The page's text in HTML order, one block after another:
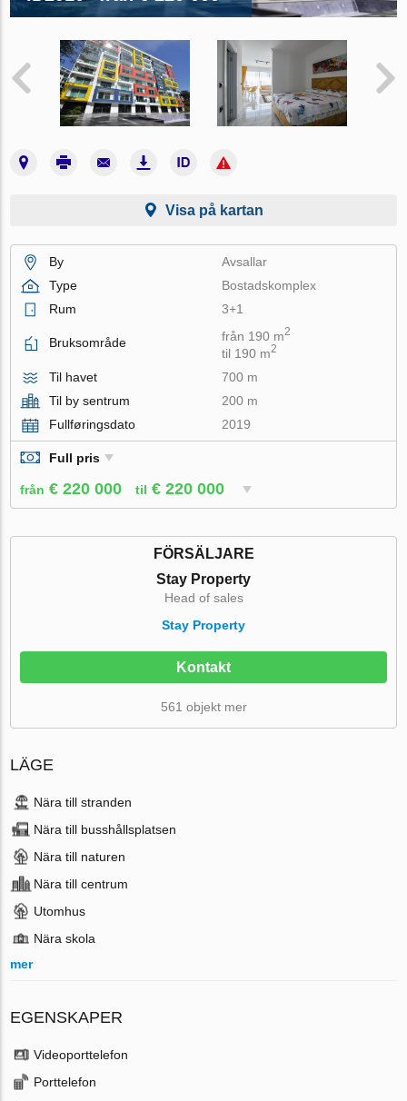
Visa på kartan
By
Avsallar
Type
Bostadskomplex
Rum
3+1
Bruksområde från 190 m2
til 190 m2
Til havet
700 m
Til by sentrum
200 m
Fullføringsdato
2019
Full pris
från € 220 000 til € 220 000
FÖRSÄLJARE
Stay Property
Head of sales
Stay Property
Kontakt
561 objekt mer
LÄGE
Nära till stranden
Nära till busshållsplatsen
Nära till naturen
Nära till centrum
Utomhus
Nära skola
mer
EGENSKAPER
Videoporttelefon
Porttelefon